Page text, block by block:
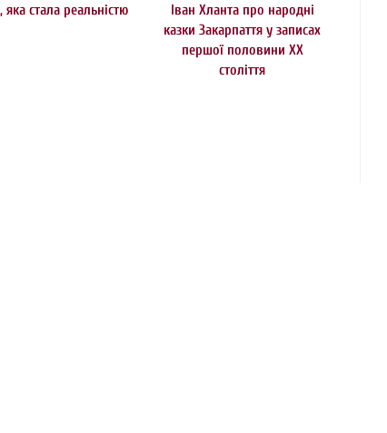
яка стала реальністю
Іван Хланта про народні
казки Закарпаття у записах
першої половини ХХ
століття